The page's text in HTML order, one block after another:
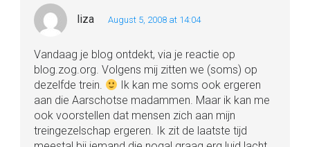
liza August 5, 2008 at 14:04
Vandaag je blog ontdekt, via je reactie op
blog.zog.org. Volgens mij zitten we (soms) op
dezelfde trein.
Ik kan me soms ook ergeren
aan die Aarschotse madammen. Maar ik kan me
ook voorstellen dat mensen zich aan mijn
treingezelschap ergeren. Ik zit de laatste tijd